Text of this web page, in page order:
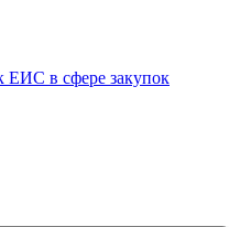
ЕИС в сфере закупок